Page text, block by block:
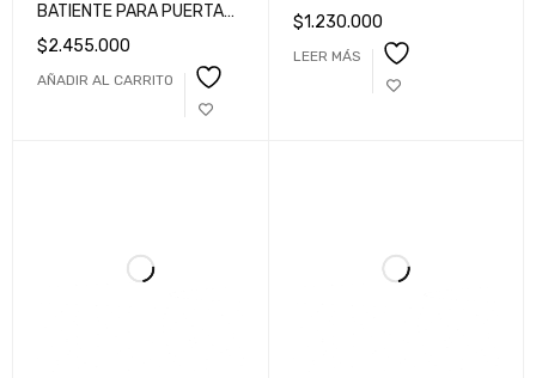
BATIENTE PARA PUERTAS
DE 5 METROS REF
KRM500-24V-B/24 VAC -
RAM
$2.455.000
AÑADIR AL CARRITO
GKRT100BLB000
$1.230.000
LEER MÁS